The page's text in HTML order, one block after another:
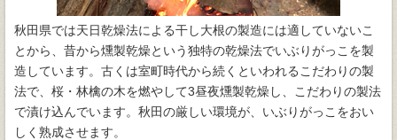
秋田県では天日乾燥法による干し大根の製造には適していないこ
とから、昔から燻製乾燥という独特の乾燥法でいぶりがっこを製
造しています。古くは室町時代から続くといわれるこだわりの製
法で、桜・林檎の木を燃やして3昼夜燻製乾燥し、こだわりの製法
で漬け込んでいます。秋田の厳しい環境が、いぶりがっこをおい
しく熟成させます。